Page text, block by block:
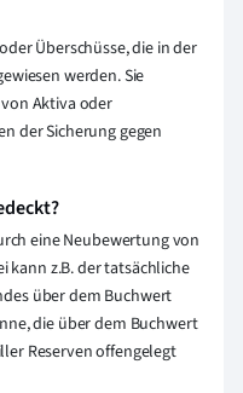
Überschüsse, die in der
werden. Sie
Aktiva oder
der Sicherung gegen
eine Neubewertung von
kann z.B. der tatsächliche
über dem Buchwert
die über dem Buchwert
Reserven offengelegt